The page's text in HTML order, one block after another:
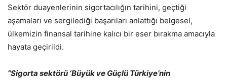
Sektör duayenlerinin sigortacılığın tarihini, geçtiği
aşamaları ve sergilediği başarıları anlattığı belgesel,
ülkemizin finansal tarihine kalıcı bir eser bırakma amacıyla
hayata geçirildi.
“Sigorta sektörü ‘Büyük ve Güçlü Türkiye’nin